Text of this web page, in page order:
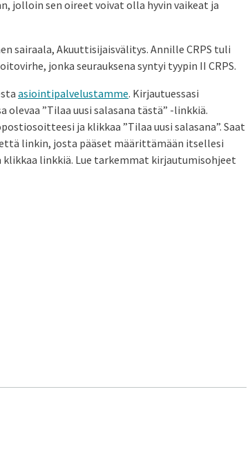
jolloin sen oireet voivat olla hyvin vaikeat ja
sairaala, Akuuttisijaisvälitys. Annille CRPS tuli
jonka seurauksena syntyi tyypin II CRPS.
asiointipalvelustamme. Kirjautuessasi
olevaa ”Tilaa uusi salasana tästä” -linkkiä.
ja klikkaa ”Tilaa uusi salasana”. Saat
linkin, josta pääset määrittämään itsellesi
klikkaa linkkiä. Lue tarkemmat kirjautumisohjeet